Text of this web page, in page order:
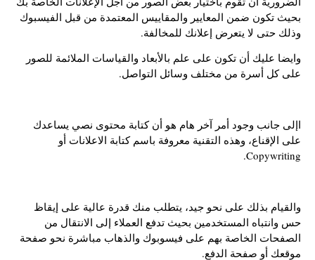
بحيث تكون ضمن المعايير والمقاييس المعتمدة من قبل الفيسبوك
وذلك حتى لا يتعرض إعلانك للمخالفة.
وايضا عليك أن تكون على علم بالأبعاد والقياسات الملائمة للصور
على كل أسرة من مختلف وسائل التواصل.
اإلى جانب وجود أمر آخر هام هو أن كتابة محتوى نصي يساعدك
على الإقناع، وهذه التقنية معروفة باسم كتابة الاعلانات أو
Copywriting.
والقيام بذلك على نحو جيد، يتطلب منك قدرة عالية على إيقاظ
حس وانتباه المستخدمين بحيث تدفع العملاء إلى الانتقال من
الصفحات الخاصة بهم على فيسوبوك والذهاب مباشرة نحو صفحة
موقعك أو صفحة الدفع.